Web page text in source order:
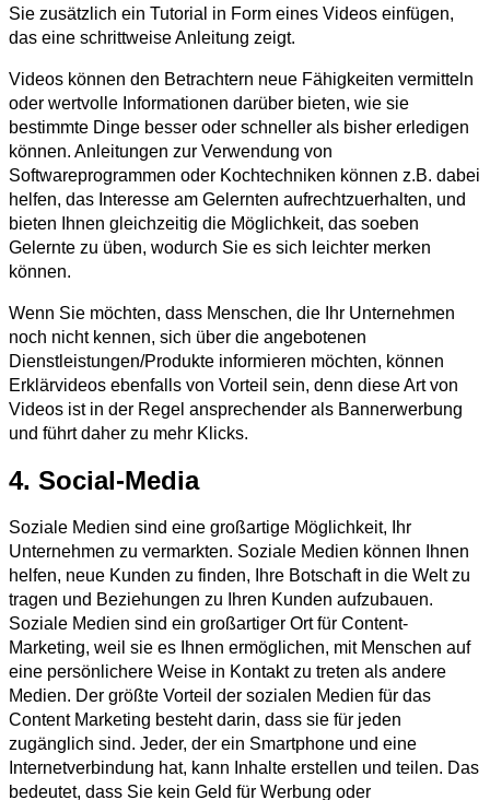
Sie zusätzlich ein Tutorial in Form eines Videos einfügen,
das eine schrittweise Anleitung zeigt.
Videos können den Betrachtern neue Fähigkeiten vermitteln
oder wertvolle Informationen darüber bieten, wie sie
bestimmte Dinge besser oder schneller als bisher erledigen
können. Anleitungen zur Verwendung von
Softwareprogrammen oder Kochtechniken können z.B. dabei
helfen, das Interesse am Gelernten aufrechtzuerhalten, und
bieten Ihnen gleichzeitig die Möglichkeit, das soeben
Gelernte zu üben, wodurch Sie es sich leichter merken
können.
Wenn Sie möchten, dass Menschen, die Ihr Unternehmen
noch nicht kennen, sich über die angebotenen
Dienstleistungen/Produkte informieren möchten, können
Erklärvideos ebenfalls von Vorteil sein, denn diese Art von
Videos ist in der Regel ansprechender als Bannerwerbung
und führt daher zu mehr Klicks.
4. Social-Media
Soziale Medien sind eine großartige Möglichkeit, Ihr
Unternehmen zu vermarkten. Soziale Medien können Ihnen
helfen, neue Kunden zu finden, Ihre Botschaft in die Welt zu
tragen und Beziehungen zu Ihren Kunden aufzubauen.
Soziale Medien sind ein großartiger Ort für Content-
Marketing, weil sie es Ihnen ermöglichen, mit Menschen auf
eine persönlichere Weise in Kontakt zu treten als andere
Medien. Der größte Vorteil der sozialen Medien für das
Content Marketing besteht darin, dass sie für jeden
zugänglich sind. Jeder, der ein Smartphone und eine
Internetverbindung hat, kann Inhalte erstellen und teilen. Das
bedeutet, dass Sie kein Geld für Werbung oder